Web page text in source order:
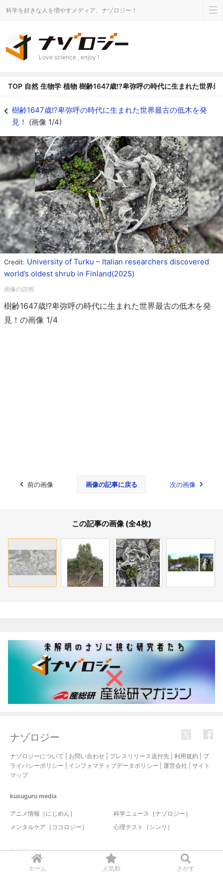
ホーム 人気順 さがす
科学を好きな人を増やすメディア、ナゾロジー！
Love science , enjoy !
TOP 自然 生物学 植物 樹齢1647歳!?卑弥呼の時代に生まれた世界最
樹齢1647歳!?卑弥呼の時代に生まれた世界最古の低木を発
見！ (画像 1/4)
Credit: University of Turku – Italian researchers discovered
world’s oldest shrub in Finland(2025)
樹齢1647歳!?卑弥呼の時代に生まれた世界最古の低木を発
見！の画像 1/4
前の画像 画像の記事に戻る 次の画像
この記事の画像 (全4枚)
ナゾロジー
ナゾロジーについて お問い合わせ プレスリリース送付先 利用規約
プ
ライバシーポリシー
インフォマティブデータポリシー 運営会社
サイト
マップ
kusuguru media
アニメ情報［にじめん］
科学ニュース［ナゾロジー］
メンタルケア［ココロジー］
心理テスト［シンリ］
© 2017-2026 nazology. all rights reserved.